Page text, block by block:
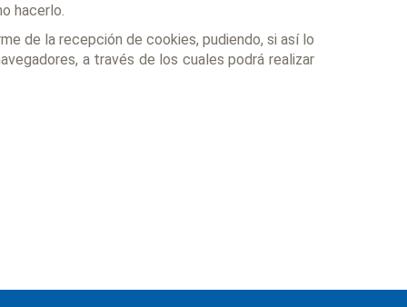
hacerlo.
de la recepción de cookies, pudiendo, si así lo
a través de los cuales podrá realizar